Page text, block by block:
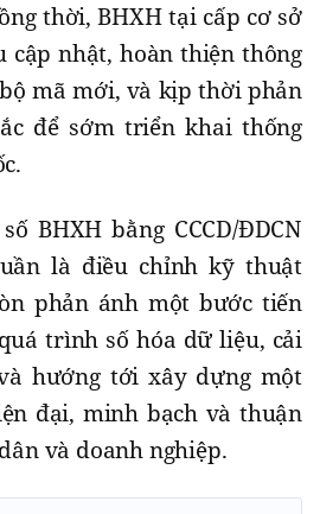
thời, BHXH tại cấp cơ sở
cập nhật, hoàn thiện thông
mã mới, và kịp thời phản
để sớm triển khai thống
BHXH bằng CCCD/ĐDCN
là điều chỉnh kỹ thuật
phản ánh một bước tiến
trình số hóa dữ liệu, cải
hướng tới xây dựng một
đại, minh bạch và thuận
và doanh nghiệp.